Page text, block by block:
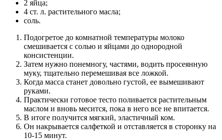
2 яйца;
4 ст. л. растительного масла;
соль.
Подогретое до комнатной температуры молоко
смешивается с солью и яйцами до однородной
консистенции.
Затем нужно понемногу, частями, водить просеянную
муку, тщательно перемешивая все ложкой.
Когда масса станет довольно густой, ее вымешивают
руками.
Практически готовое тесто поливается растительным
маслом и вновь месится, пока в него все не впитается.
В итоге получится мягкий, эластичный ком.
Он накрывается салфеткой и отставляется в сторонку на
10-15 минут.